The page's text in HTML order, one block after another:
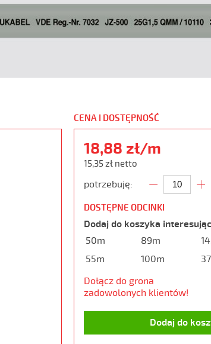
CENA I DOSTĘPNOŚĆ
18,88 zł/m
15,35 zł netto
potrzebuję:
DOSTĘPNE ODCINKI
Dodaj do koszyka
50m
55m
89m
100m
Dołącz do grona
zadowolonych klientów!
Dodaj do